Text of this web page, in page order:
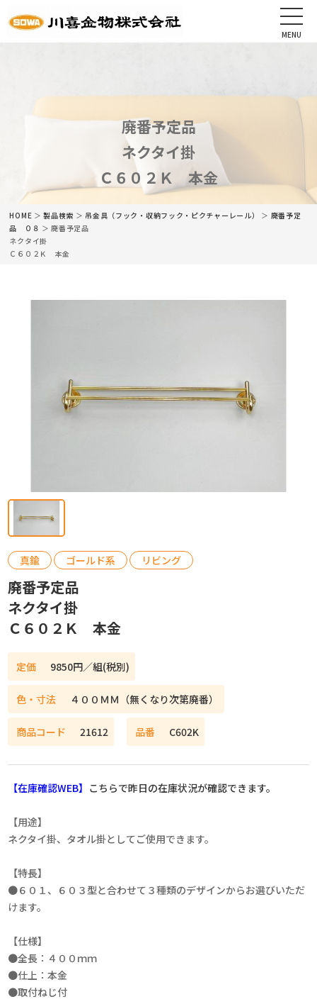
MENU
廃番予定品
ネクタイ掛
Ｃ６０２Ｋ 本金
CLOSE
商品情報
カタログ
HOME ＞製品検索 ＞ 吊金具（フック・収納フック・ピクチャーレール） ＞ 廃番予定
品 ０８ ＞ 廃番予定品
ネクタイ掛
Ｃ６０２Ｋ 本金
真鍮 ゴールド系 リビング
廃番予定品
ネクタイ掛
Ｃ６０２Ｋ 本金
定価 9850円／組(税別)
色・寸法 ４００ＭＭ（無くなり次第廃番）
商品コード 21612 品番 C602K
【在庫確認WEB】 こちらで昨日の在庫状況が確認できます。
【用途】
ネクタイ掛、タオル掛としてご使用できます。
【特長】
●６０１、６０３型と合わせて３種類のデザインからお選びいただ
けます。
【仕様】
●全長：４００ｍｍ
●仕上：本金
●取付ねじ付